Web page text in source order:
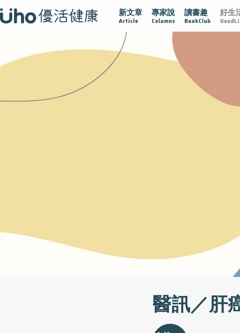
新文章
Article
專家說
Columns
讀書趣
BookClub
好生
疫情保衛戰 再生醫學 愛的未來視 認識攝護腺肥大 守護
醫訊／肝